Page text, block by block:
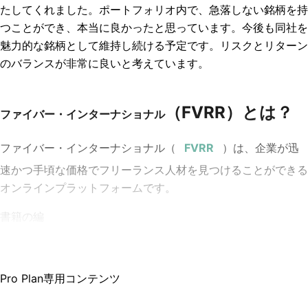
たしてくれました。ポートフォリオ内で、急落しない銘柄を持
つことができ、本当に良かったと思っています。今後も同社を
魅力的な銘柄として維持し続ける予定です。リスクとリターン
のバランスが非常に良いと考えています。
ファイバー・インターナショナル（FVRR）とは？
ファイバー・インターナショナル （
）は、企業が迅
速かつ手頃な価格でフリーランス人材を見つけることができる
オンラインプラットフォームです。
Pro Plan専用コンテンツ